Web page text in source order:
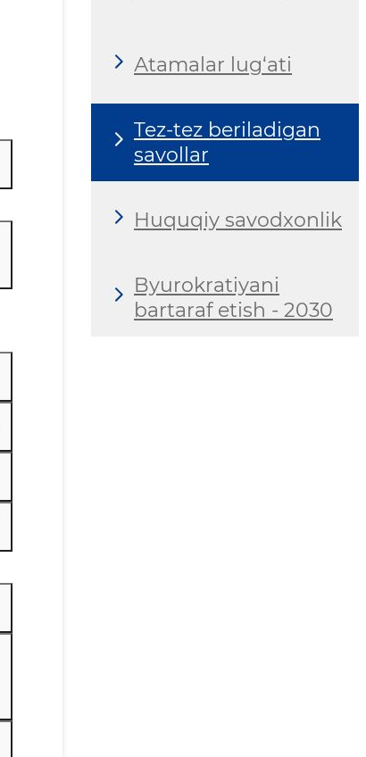
Аtamalar lug‘ati
Tez-tez beriladigan
savollar
Huquqiy savodxonlik
Byurokratiyani
bartaraf etish - 2030